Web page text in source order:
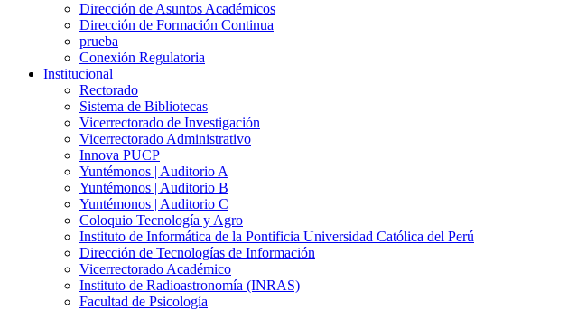
Dirección de Asuntos Académicos
Dirección de Formación Continua
prueba
Conexión Regulatoria
Institucional
Rectorado
Sistema de Bibliotecas
Vicerrectorado de Investigación
Vicerrectorado Administrativo
Innova PUCP
Yuntémonos | Auditorio A
Yuntémonos | Auditorio B
Yuntémonos | Auditorio C
Coloquio Tecnología y Agro
Instituto de Informática de la Pontificia Universidad Católica del Perú
Dirección de Tecnologías de Información
Vicerrectorado Académico
Instituto de Radioastronomía (INRAS)
Facultad de Psicología